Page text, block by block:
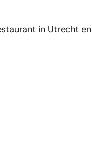
in Utrecht en